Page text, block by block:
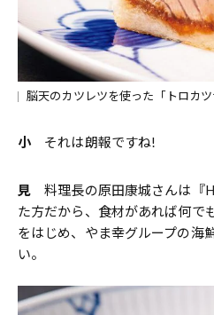
脳天のカツレツを使った「トロカツ
小 それは朗報ですね!
見 料理長の原田康城さんは『
た方だから、食材があれば何で
をはじめ、やま幸グループの海
い。